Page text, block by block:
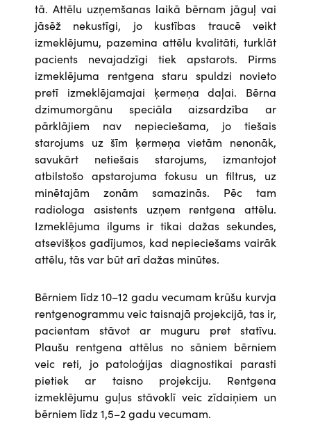
tā. Attēlu uzņemšanas laikā bērnam jāguļ vai
jāsēž nekustīgi, jo kustības traucē veikt
izmeklējumu, pazemina attēlu kvalitāti, turklāt
pacients nevajadzīgi tiek apstarots. Pirms
izmeklējuma rentgena staru spuldzi novieto
pretī izmeklējamajai ķermeņa daļai. Bērna
dzimumorgānu speciāla aizsardzība ar
pārklājiem nav nepieciešama, jo tiešais
starojums uz šīm ķermeņa vietām nenonāk,
savukārt netiešais starojums, izmantojot
atbilstošo apstarojuma fokusu un filtrus, uz
minētajām zonām samazinās. Pēc tam
radiologa asistents uzņem rentgena attēlu.
Izmeklējuma ilgums ir tikai dažas sekundes,
atsevišķos gadījumos, kad nepieciešams vairāk
attēlu, tās var būt arī dažas minūtes.
Bērniem līdz 10–12 gadu vecumam krūšu kurvja
rentgenogrammu veic taisnajā projekcijā, tas ir,
pacientam stāvot ar muguru pret statīvu.
Plaušu rentgena attēlus no sāniem bērniem
veic reti, jo patoloģijas diagnostikai parasti
pietiek ar taisno projekciju. Rentgena
izmeklējumu guļus stāvoklī veic zīdaiņiem un
bērniem līdz 1,5–2 gadu vecumam.